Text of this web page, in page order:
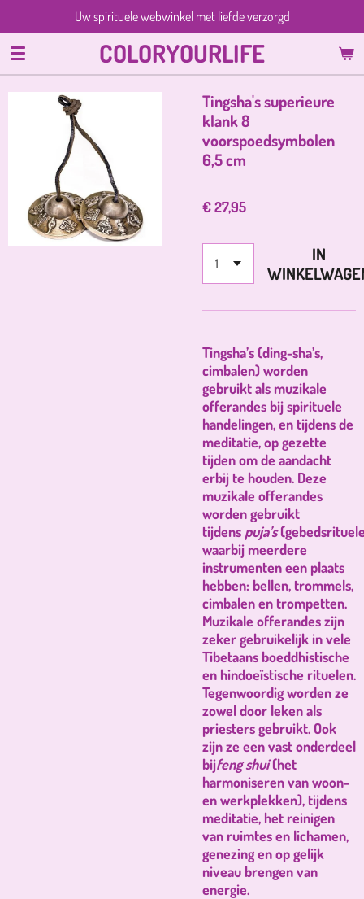
direct
naar
de
hoofdinhoud
COLORYOURLIFE
Uw spirituele webwinkel met liefde verzorgd
Tingsha's superieure
klank 8
voorspoedsymbolen
6,5 cm
€ 27,95
IN
Tingsha’s(ding-sha’s,
cimbalen) worden
gebruikt als muzikale
offerandes bij spirituele
handelingen, en tijdens de
meditatie, op gezette
tijden om de aandacht
erbij te houden. Deze
muzikale offerandes
worden gebruikt
tijdens puja’s
waarbij meerdere
instrumenten een plaats
hebben: bellen, trommels,
cimbalen en trompetten.
Muzikale offerandes zijn
zeker gebruikelijk in vele
Tibetaans boeddhistische
en hindoeïstische rituelen.
Tegenwoordig worden ze
zowel door leken als
priesters gebruikt. Ook
zijn ze een vast onderdeel
bijfeng shui(het
harmoniseren van woon-
en werkplekken), tijdens
meditatie, het reinigen
van ruimtes en lichamen,
genezing en op gelijk
niveau brengen van
energie.